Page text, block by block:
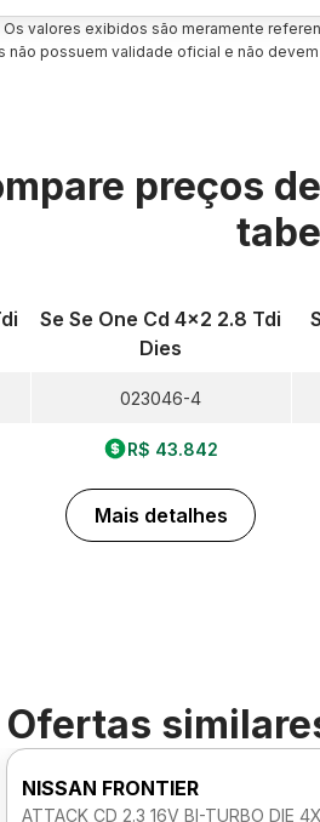
Os valores exibidos são meramente
não possuem validade oficial e não
preços
Se Se One Cd 4x2 2.8 Tdi
Dies
023046-4
R$ 43.842
Mais detalhes
Ofertas
NISSAN FRONTIER